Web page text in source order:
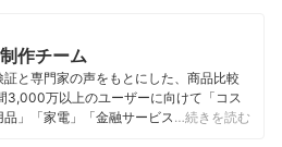
作チーム
と専門家の声をもとにした、商品比較
3,000万以上のユーザーに向けて「コス
品」「家電」「金融サービス」まで、ベ
…続きを読む